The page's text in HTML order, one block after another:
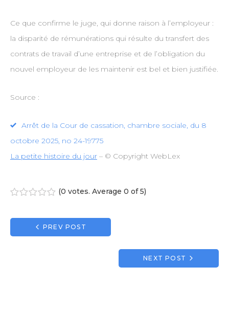
Ce que confirme le juge, qui donne raison à l’employeur :
la disparité de rémunérations qui résulte du transfert des
contrats de travail d’une entreprise et de l’obligation du
nouvel employeur de les maintenir est bel et bien justifiée.
Source :
Arrêt de la Cour de cassation, chambre sociale, du 8
octobre 2025, no 24-19775
La petite histoire du jour– © Copyright WebLex
(0 votes. Average 0 of 5)
Navigation
de
PREV POST
NEXT POST